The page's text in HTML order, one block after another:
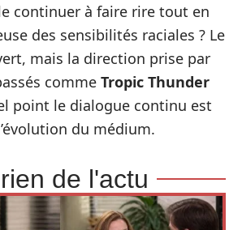
continuer à faire rire tout en
des sensibilités raciales ? Le
mais la direction prise par
comme Tropic Thunder
point le dialogue continu est
du médium.
de l'actu